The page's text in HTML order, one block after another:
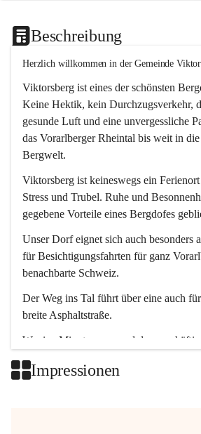
Beschreibung
Herzlich willkommen in der Gemeinde
Viktorsberg ist eines der schönsten
Keine Hektik, kein Durchzugsverkehr,
gesunde Luft und eine unvergessliche
das Vorarlberger Rheintal bis weit in
Bergwelt.
Viktorsberg ist keineswegs ein
Stress und Trubel. Ruhe und
gegebene Vorteile eines Bergdofes
Unser Dorf eignet sich auch besonders
für Besichtigungsfahrten für ganz
benachbarte Schweiz.
Der Weg ins Tal führt über eine auch
breite Asphaltstraße.
Wenige Minuten nur, und das
Impressionen